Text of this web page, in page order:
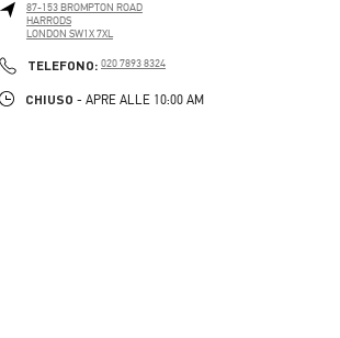
87-153 BROMPTON ROAD
HARRODS
LONDON SW1X 7XL
TELEFONO: PHONE
020 7893 8324
CHIUSO - APRE ALLE 10:00 AM